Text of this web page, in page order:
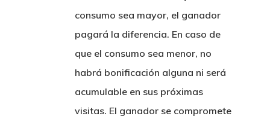
consumo sea mayor, el ganador
pagará la diferencia. En caso de
que el consumo sea menor, no
habrá bonificación alguna ni será
acumulable en sus próximas
visitas. El ganador se compromete